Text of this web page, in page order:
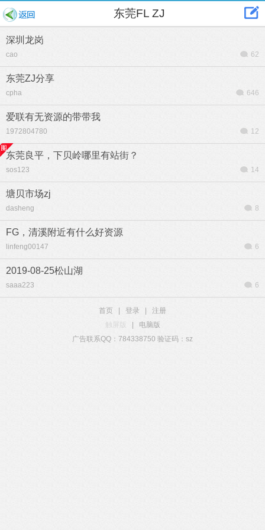
东莞FL ZJ
深圳龙岗
cao 62
东莞ZJ分享
cpha 646
爱联有无资源的带带我
1972804780 12
东莞良平，下贝岭哪里有站街？
sos123 14
塘贝市场zj
dasheng 8
FG，清溪附近有什么好资源
linfeng00147 6
2019-08-25松山湖
saaa223 6
首页 登录
注册
触屏版
电脑版
广告联系QQ：784338750 验证码：sz